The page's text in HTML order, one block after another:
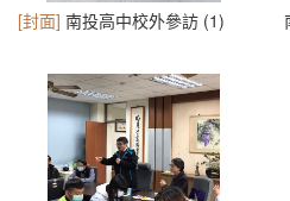
[封面] 南投高中校外參訪 (1)